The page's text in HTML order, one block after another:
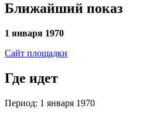
Ближайший показ
1 января 1970
Сайт площадки
Где идет
Период: 1 января 1970